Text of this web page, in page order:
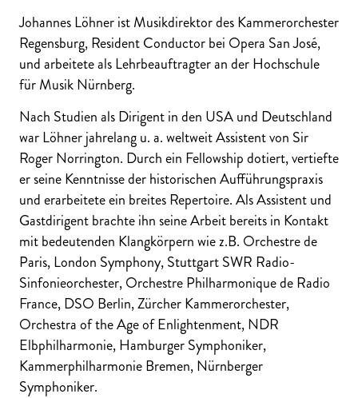
Johannes Löhner ist Musikdirektor des Kammerorchester
Regensburg, Resident Conductor bei Opera San José,
und arbeitete als Lehrbeauftragter an der Hochschule
für Musik Nürnberg.
Nach Studien als Dirigent in den USA und Deutschland
war Löhner jahrelang u. a. weltweit Assistent von Sir
Roger Norrington. Durch ein Fellowship dotiert, vertiefte
er seine Kenntnisse der historischen Aufführungspraxis
und erarbeitete ein breites Repertoire. Als Assistent und
Gastdirigent brachte ihn seine Arbeit bereits in Kontakt
mit bedeutenden Klangkörpern wie z.B. Orchestre de
Paris, London Symphony, Stuttgart SWR Radio-
Sinfonieorchester, Orchestre Philharmonique de Radio
France, DSO Berlin, Zürcher Kammerorchester,
Orchestra of the Age of Enlightenment, NDR
Elbphilharmonie, Hamburger Symphoniker,
Kammerphilharmonie Bremen, Nürnberger
Symphoniker.